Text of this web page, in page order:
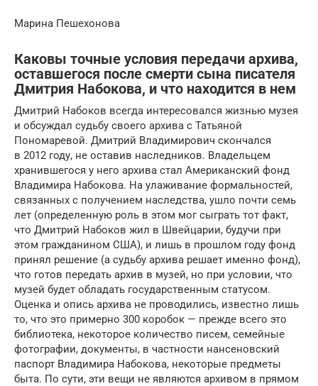
Марина Пешехонова
Каковы точные условия передачи архива,
оставшегося после смерти сына писателя
Дмитрия Набокова, и что находится в нем
Дмитрий Набоков всегда интересовался жизнью музея
и обсуждал судьбу своего архива с Татьяной
Пономаревой. Дмитрий Владимирович скончался
в 2012 году, не оставив наследников. Владельцем
хранившегося у него архива стал Американский фонд
Владимира Набокова. На улаживание формальностей,
связанных с получением наследства, ушло почти семь
лет (определенную роль в этом мог сыграть тот факт,
что Дмитрий Набоков жил в Швейцарии, будучи при
этом гражданином США), и лишь в прошлом году фонд
принял решение (а судьбу архива решает именно фонд),
что готов передать архив в музей, но при условии, что
музей будет обладать государственным статусом.
Оценка и опись архива не проводились, известно лишь
то, что это примерно 300 коробок — прежде всего это
библиотека, некоторое количество писем, семейные
фотографии, документы, в частности нансеновский
паспорт Владимира Набокова, некоторые предметы
быта. По сути, эти вещи не являются архивом в прямом